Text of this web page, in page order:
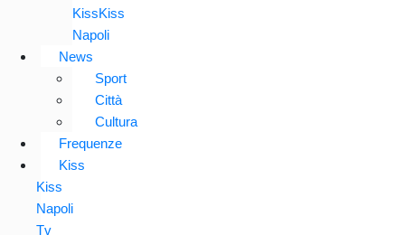
KissKiss
Napoli
News
Sport
Città
Cultura
Frequenze
Kiss
Kiss
Napoli
Tv